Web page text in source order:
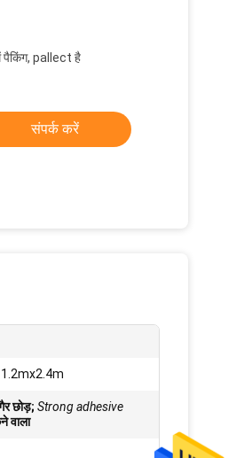
में पैकिंग, pallect है
संपर्क करें
छोड़; Strong adhesive
वाला